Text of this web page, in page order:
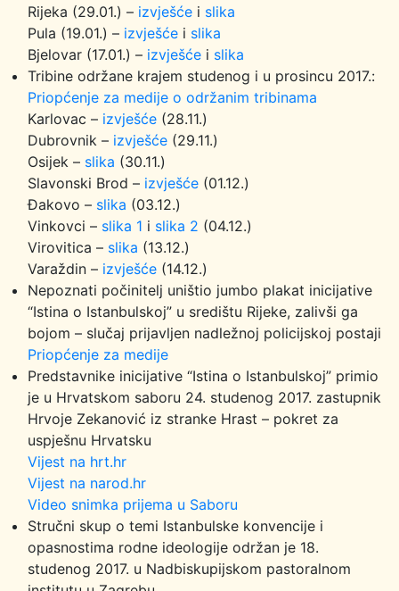
Rijeka (29.01.) – izvješće i slika
Pula (19.01.) – izvješće i slika
Bjelovar (17.01.) – izvješće i slika
Tribine održane krajem studenog i u prosincu 2017.:
Priopćenje za medije o održanim tribinama
Karlovac – izvješće (28.11.)
Dubrovnik – izvješće (29.11.)
Osijek – slika (30.11.)
Slavonski Brod – izvješće (01.12.)
Đakovo – slika (03.12.)
Vinkovci – slika 1 i slika 2 (04.12.)
Virovitica – slika (13.12.)
Varaždin – izvješće (14.12.)
Nepoznati počinitelj uništio jumbo plakat inicijative
“Istina o Istanbulskoj” u središtu Rijeke, zalivši ga
bojom – slučaj prijavljen nadležnoj policijskoj postaji
Priopćenje za medije
Predstavnike inicijative “Istina o Istanbulskoj” primio
je u Hrvatskom saboru 24. studenog 2017. zastupnik
Hrvoje Zekanović iz stranke Hrast – pokret za
uspješnu Hrvatsku
Vijest na hrt.hr
Vijest na narod.hr
Video snimka prijema u Saboru
Stručni skup o temi Istanbulske konvencije i
opasnostima rodne ideologije održan je 18.
studenog 2017. u Nadbiskupijskom pastoralnom